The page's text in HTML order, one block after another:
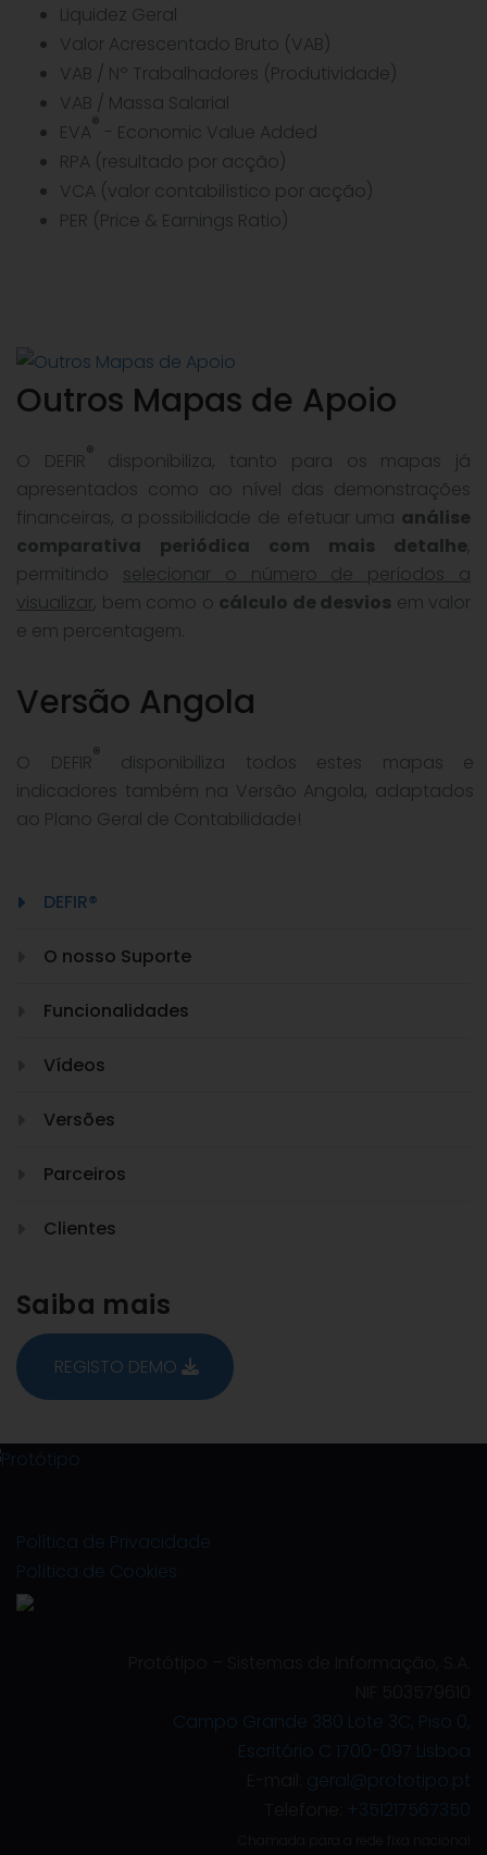
Liquidez Geral
Valor Acrescentado Bruto (VAB)
VAB / Nº Trabalhadores (Produtividade)
VAB / Massa Salarial
EVA® - Economic Value Added
RPA (resultado por acção)
VCA (valor contabilístico por acção)
PER (Price & Earnings Ratio)
Outros Mapas de Apoio
O DEFIR® disponibiliza, tanto para os mapas já
apresentados como ao nível das demonstrações
financeiras, a possibilidade de efetuar uma análise
comparativa periódica com mais detalhe,
permitindo selecionar o número de períodos a
visualizar, bem como o cálculo de desvios em valor
e em percentagem.
Versão Angola
O DEFIR® disponibiliza todos estes mapas e
indicadores também na Versão Angola, adaptados
ao Plano Geral de Contabilidade!
DEFIR®
O nosso Suporte
Funcionalidades
Vídeos
Versões
Parceiros
Clientes
Saiba mais
REGISTO DEMO
Política de Privacidade
Política de Cookies
Campo Grande 380 Lote 3C, Piso 0,
Escritório C 1700-097 Lisboa
geral@prototipo.pt
+351217567350